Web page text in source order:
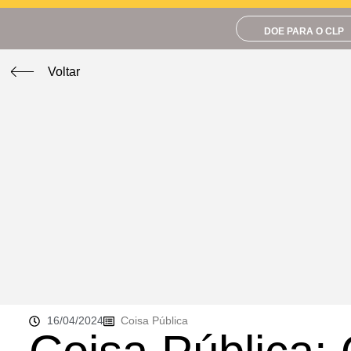
DOE PARA O CLP
Voltar
16/04/2024 Coisa Pública